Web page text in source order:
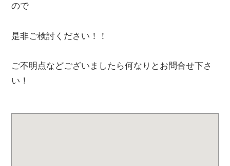
ので
是非ご検討ください！！
ご不明点などございましたら何なりとお問合せ下さ
い！